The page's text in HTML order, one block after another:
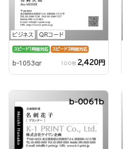
ビジネス QRコード
スピード1時間対応 スピード3時間対応
b-1053qr 100枚 2,420円
b-0061b